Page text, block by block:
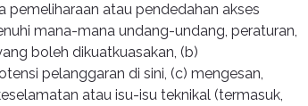
atau pendedahan akses
mana-mana undang-undang, peraturan,
boleh dikuatkuasakan, (b)
pelanggaran di sini, (c) mengesan,
atau isu-isu teknikal (termasuk,